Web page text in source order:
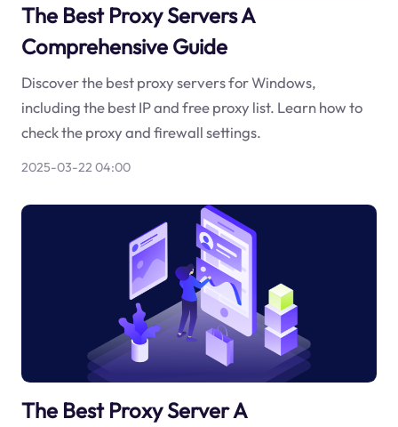
The Best Proxy Servers A
Comprehensive Guide
Discover the best proxy servers for Windows,
including the best IP and free proxy list. Learn how to
check the proxy and firewall settings.
2025-03-22 04:00
The Best Proxy Server A